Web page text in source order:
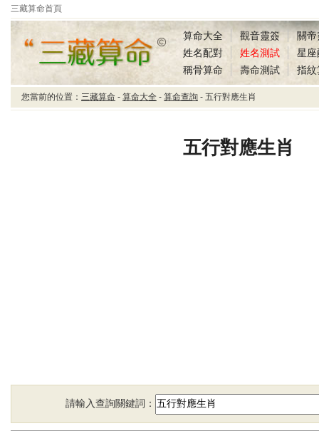
三藏算命首頁
三藏算命五行對應生肖
算命大全 觀音靈簽
關
姓名配對
姓名測試
星座
稱骨算命
壽命測試 指紋
您當前的位置： 三藏算命 - 算命大全 - 算命查詢 - 五行對應生肖
五行對應生肖
請輸入查詢關鍵詞：